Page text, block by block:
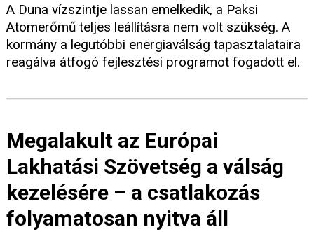
A Duna vízszintje lassan emelkedik, a Paksi
Atomerőmű teljes leállításra nem volt szükség. A
kormány a legutóbbi energiaválság tapasztalataira
reagálva átfogó fejlesztési programot fogadott el.
Megalakult az Európai
Lakhatási Szövetség a válság
kezelésére – a csatlakozás
folyamatosan nyitva áll